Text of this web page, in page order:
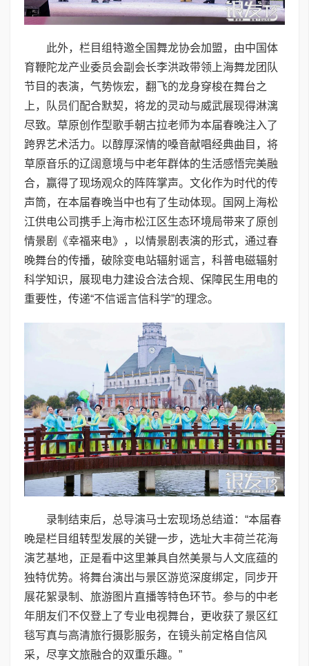
此外，栏目组特邀全国舞龙协会加盟，由中国体
育鞭陀龙产业委员会副会长李洪政带领上海舞龙团队
节目的表演，气势恢宏，翻飞的龙身穿梭在舞台之
上，队员们配合默契，将龙的灵动与威武展现得淋漓
尽致。草原创作型歌手朝古拉老师为本届春晚注入了
跨界艺术活力。以醇厚深情的嗓音献唱经典曲目，将
草原音乐的辽阔意境与中老年群体的生活感悟完美融
合，赢得了现场观众的阵阵掌声。文化作为时代的传
声筒，在本届春晚当中也有了生动体现。国网上海松
江供电公司携手上海市松江区生态环境局带来了原创
情景剧《幸福来电》，以情景剧表演的形式，通过春
晚舞台的传播，破除变电站辐射谣言，科普电磁辐射
科学知识，展现电力建设合法合规、保障民生用电的
重要性，传递“不信谣言信科学”的理念。
录制结束后，总导演马士宏现场总结道：“本届春
晚是栏目组转型发展的关键一步，选址大丰荷兰花海
演艺基地，正是看中这里兼具自然美景与人文底蕴的
独特优势。将舞台演出与景区游览深度绑定，同步开
展花絮录制、旅游图片直播等特色环节。参与的中老
年朋友们不仅登上了专业电视舞台，更收获了景区红
毯写真与高清旅行摄影服务，在镜头前定格自信风
采，尽享文旅融合的双重乐趣。”